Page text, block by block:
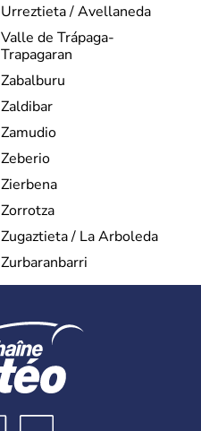
Urreztieta / Avellaneda
Valle de Trápaga-
Trapagaran
Zabalburu
Zaldibar
Zamudio
Zeberio
Zierbena
Zorrotza
Zugaztieta / La Arboleda
Zurbaranbarri